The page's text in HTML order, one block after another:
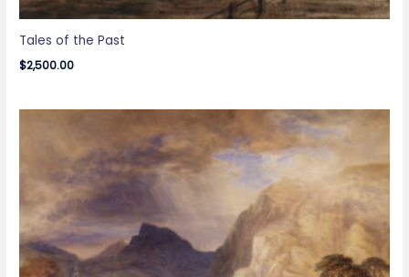
Tales of the Past
$2,500.00